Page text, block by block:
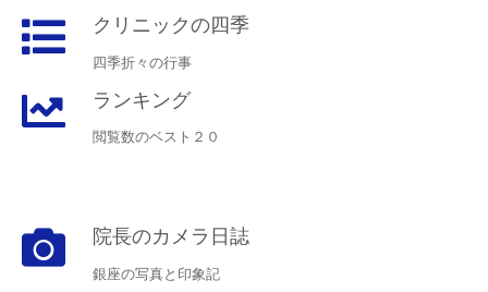
クリニックの四季
四季折々の行事
ランキング
閲覧数のベスト２０
院長のカメラ日誌
銀座の写真と印象記